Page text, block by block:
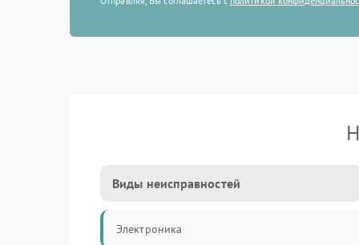
Виды неисправностей
Электроника